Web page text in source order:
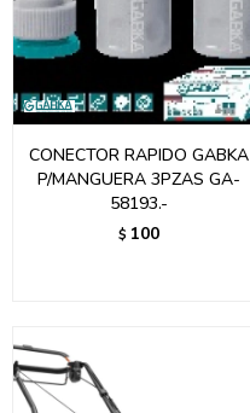
CONECTOR RAPIDO GABKA
P/MANGUERA 3PZAS GA-
58193.-
$ 100